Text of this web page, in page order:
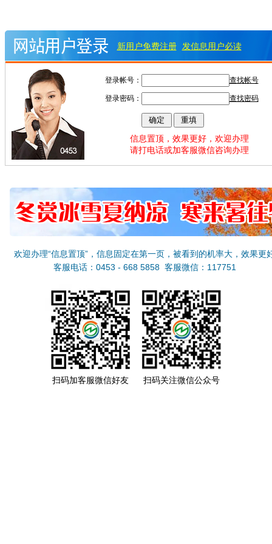
新用户免费注册 发信息用户必读
登录帐号： 查找帐号
登录密码： 查找密码
信息置顶，效果更好，欢迎办理
请打电话或加客服微信咨询办理
欢迎办理“信息置顶”，信息固定在第一页，被看到的机率大，效果更
客服电话：0453 - 668 5858 客服微信：117751
扫码加客服微信好友 扫码关注微信公众号